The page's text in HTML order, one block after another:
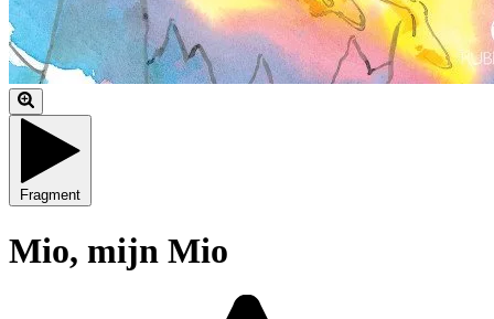
Fragment
Mio, mijn Mio